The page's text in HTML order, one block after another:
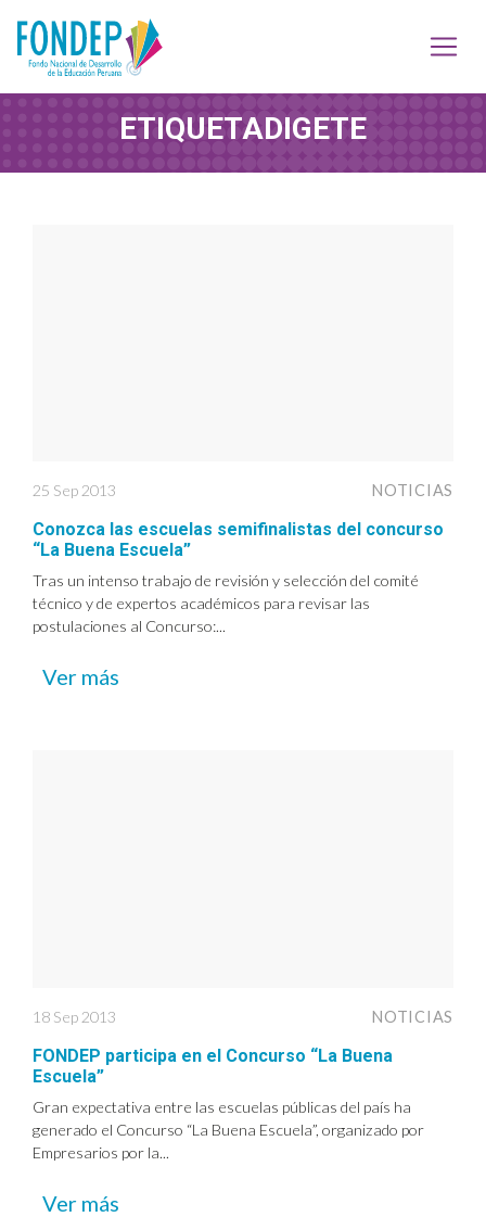
ETIQUETADIGETE
25 Sep 2013 NOTICIAS
Conozca las escuelas semifinalistas del concurso
“La Buena Escuela”
Tras un intenso trabajo de revisión y selección del comité
técnico y de expertos académicos para revisar las
postulaciones al Concurso:...
Ver más
18 Sep 2013 NOTICIAS
FONDEP participa en el Concurso “La Buena
Escuela”
Gran expectativa entre las escuelas públicas del país ha
generado el Concurso “La Buena Escuela”, organizado por
Empresarios por la...
Ver más